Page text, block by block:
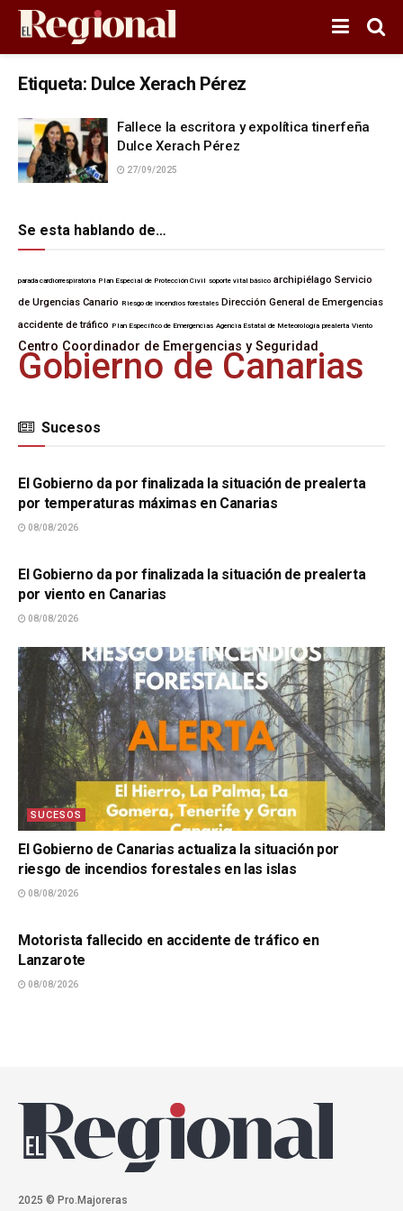
Etiqueta: Dulce Xerach Pérez
Fallece la escritora y expolítica tinerfeña
Dulce Xerach Pérez
27/09/2025
Se esta hablando de…
parada cardiorrespiratoria Plan Especial de Protección Civil soporte vital básico archipiélago Servicio
de Urgencias Canario Riesgo de incendios forestales Dirección General de Emergencias
accidente de tráfico Plan Específico de Emergencias Agencia Estatal de Meteorología prealerta Viento
Centro Coordinador de Emergencias y Seguridad
Gobierno de Canarias
Sucesos
SUCESOS
El Gobierno da por finalizada la situación de prealerta
por temperaturas máximas en Canarias
08/08/2026
El Gobierno da por finalizada la situación de prealerta
por viento en Canarias
08/08/2026
SUCESOS
El Gobierno de Canarias actualiza la situación por
riesgo de incendios forestales en las islas
08/08/2026
Motorista fallecido en accidente de tráfico en
Lanzarote
08/08/2026
2025 © Pro.Majoreras